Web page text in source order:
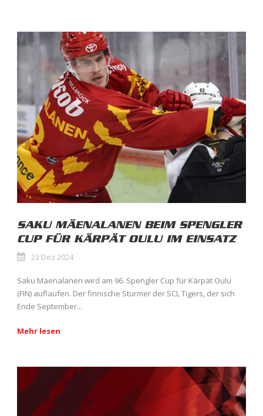
SAKU MÄENALANEN BEIM SPENGLER
CUP FÜR KÄRPÄT OULU IM EINSATZ
23 Dez 2024
Saku Mäenalanen wird am 96. Spengler Cup für Kärpät Oulu
(FIN) auflaufen. Der finnische Stürmer der SCL Tigers, der sich
Ende September...
Mehr lesen